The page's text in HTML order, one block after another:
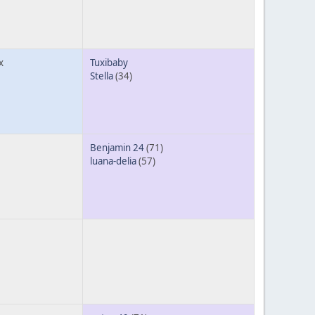
Tuxibaby
Stella(34)
Benjamin 24(71)
luana-delia(57)